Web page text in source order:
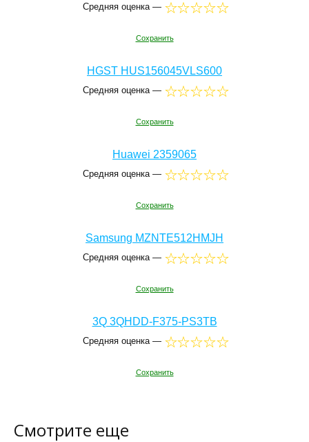
Средняя оценка —
Сохранить
HGST HUS156045VLS600
Средняя оценка —
Сохранить
Huawei 2359065
Средняя оценка —
Сохранить
Samsung MZNTE512HMJH
Средняя оценка —
Сохранить
3Q 3QHDD-F375-PS3TB
Средняя оценка —
Сохранить
Смотрите еще